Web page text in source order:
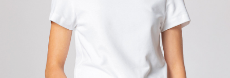
Nom de la liste d'envies
Annuler Créer une liste d'envies
à votre liste d'envies.
Connexion